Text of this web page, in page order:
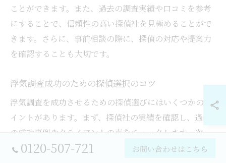
ことができます。また、過去の調査実績や口コミを参考
にすることで、信頼性の高い探偵社を見極めることがで
きます。さらに、事前相談の際に、探偵の対応や提案力
を確認することも大切です。
浮気調査成功のための探偵選択のコツ
浮気調査を成功させるための探偵選びにはいくつかのポ
イントがあります。まず、探偵社の実績を確認し、過去
の成功事例やクライアントの声をチェックします。次
に、料金体系が明確であることを確認し、追加費用が発
0120-507-721 お問い合わせはこちら